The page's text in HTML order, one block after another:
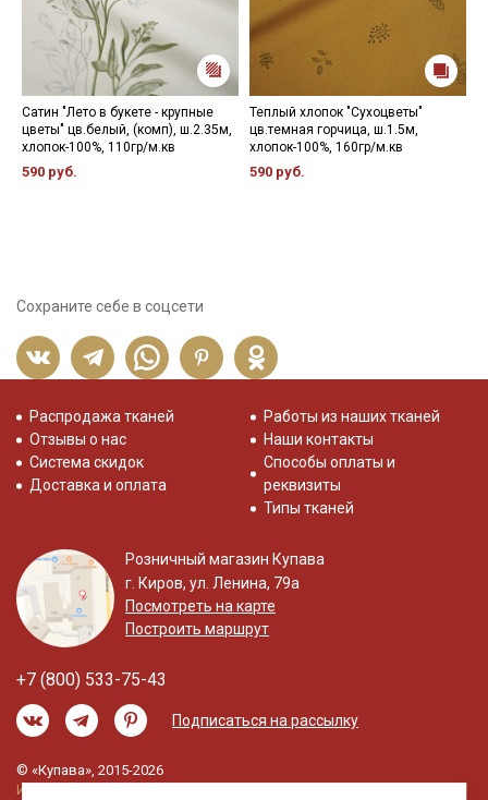
Сатин "Лето в букете - крупные
цветы" цв.белый, (комп), ш.2.35м,
хлопок-100%, 110гр/м.кв
590 руб.
Теплый хлопок "Сухоцветы"
цв.темная горчица, ш.1.5м,
хлопок-100%, 160гр/м.кв
590 руб.
Сохраните себе в соцсети
Распродажа тканей
Отзывы о нас
Система скидок
Доставка и оплата
Работы из наших тканей
Наши контакты
Способы оплаты и
реквизиты
Типы тканей
Розничный магазин Купава
г. Киров, ул. Ленина, 79а
Посмотреть на карте
Построить маршрут
+7 (800) 533-75-43
Подписаться на рассылку
© «Купава», 2015-2026
Информация на сайте не является публичной